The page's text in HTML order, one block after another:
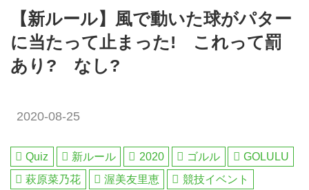
【新ルール】風で動いた球がパター
に当たって止まった! これって罰
あり? なし?
2020-08-25
Quiz 新ルール 2020 ゴルル
GOLULU
萩原菜乃花
渥美友里恵
競技イベント